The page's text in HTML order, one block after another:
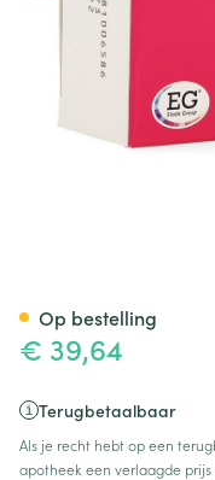
€ 39,64
Terugbetaalbaar
Als je recht hebt op een
apotheek een verlaagde
Op bestelling